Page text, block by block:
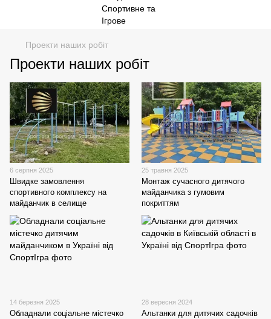
Проекти наших робіт
Проекти наших робіт
6 серпня 2025
Швидке замовлення
спортивного комплексу на
майданчик в селище
25 травня 2025
Монтаж сучасного дитячого
майданчика з гумовим
покриттям
14 березня 2025
Обладнали соціальне містечко
28 вересня 2024
Альтанки для дитячих садочків